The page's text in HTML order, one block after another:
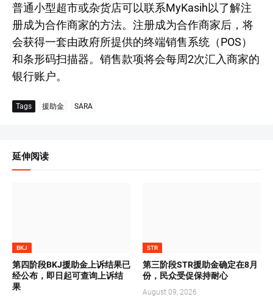
普通小型超市或杂货店可以联系MyKasih以了解注
册成为合作商家的方法。注册成为合作商家后，将
会获得一套由政府所提供的终端销售系统（POS）
和条形码扫描器。销售款项将会每周2次汇入商家的
银行账户。
Tags 援助金 SARA
延伸阅读
BKJ
第四阶段BKJ援助金上诉结果已
经公布，即日起可查询上诉结
果
STR
第三阶段STR援助金确定在8月
份，民众受促保持耐心
August 09, 2026